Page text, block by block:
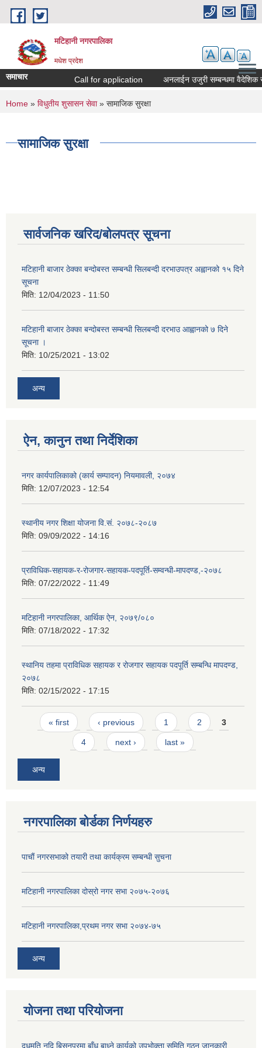
Skip to main content
मटिहानी नगरपालिका
मधेश प्रदेश
समाचार Call for application अनलाईन उजुरी सम्बन्धमा वैदेशिक
You are here
Home » विधुतीय शुसासन सेवा» सामाजिक सुरक्षा
सामाजिक सुरक्षा
सार्वजनिक खरिद/बोलपत्र सूचना
मटिहानी बाजार ठेक्का बन्दोबस्त सम्बन्धी सिलबन्दी दरभाउपत्र अह्वानको १५ दिने
सूचना
मिति: 12/04/2023 - 11:50
मटिहानी बाजार ठेक्का बन्दोबस्त सम्बन्धी सिलबन्दी दरभाउ आह्वानको ७ दिने
सूचना ।
मिति: 10/25/2021 - 13:02
अन्य
ऐन, कानुन तथा निर्देशिका
नगर कार्यपालिकाको (कार्य सम्पादन) नियमावली, २०७४
मिति: 12/07/2023 - 12:54
स्थानीय नगर शिक्षा योजना वि‍.सं. २०७८-२०८७
मिति: 09/09/2022 - 14:16
प्राविधिक-सहायक-र-रोजगार-सहायक-पदपूर्ति-सम्वन्धी-मापदण्ड,-२०७८
मिति: 07/22/2022 - 11:49
मटिहानी नगरपालिका, आर्थिक ऐन, २०७९/०८०
मिति: 07/18/2022 - 17:32
स्थानिय तहमा प्राविधिक सहायक र रोजगार सहायक पदपूर्ति सम्बन्धि मापदण्ड,
२०७८
मिति: 02/15/2022 - 17:15
Pages
« first ‹ previous 1 2 3
4 next › last »
अन्य
नगरपालिका बोर्डका निर्णयहरु
पाचाैं नगरसभाको तयारी तथा कार्यक्रम सम्बन्धी सुचना
मटिहानी नगरपालिका दोस्रो नगर सभा २०७५-२०७६
मटिहानी नगरपालिका,प्रथम नगर सभा २०७४-७५
अन्य
योजना तथा परियोजना
दुधमति नदि बिसनपुरमा बाँध बाध्ने कार्यको उपभोक्ता समिति गठन जानकारी